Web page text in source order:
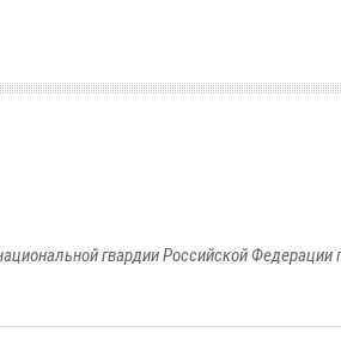
гвардии Российской Федерации